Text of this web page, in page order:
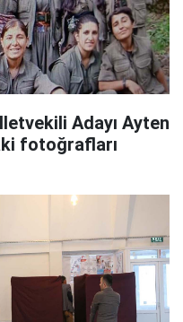
Adayı Ayten
fotoğrafları